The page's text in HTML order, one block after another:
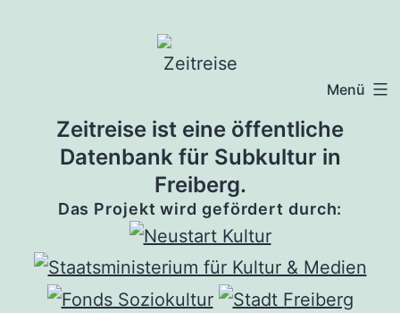
Menü
Zeitreise ist eine öffentliche
Datenbank für Subkultur in
Freiberg.
Das Projekt wird gefördert durch: